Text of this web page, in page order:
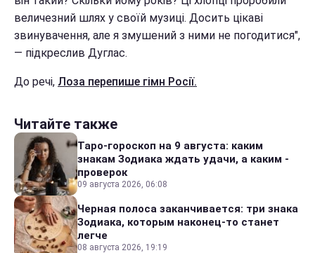
величезний шлях у своїй музиці. Досить цікаві
звинувачення, але я змушений з ними не погодитися",
— підкреслив Дуглас.
До речі, Лоза перепише гімн Росії.
Читайте также
Таро-гороскоп на 9 августа: каким
знакам Зодиака ждать удачи, а каким -
проверок
09 августа 2026, 06:08
Черная полоса заканчивается: три знака
Зодиака, которым наконец-то станет
легче
08 августа 2026, 19:19